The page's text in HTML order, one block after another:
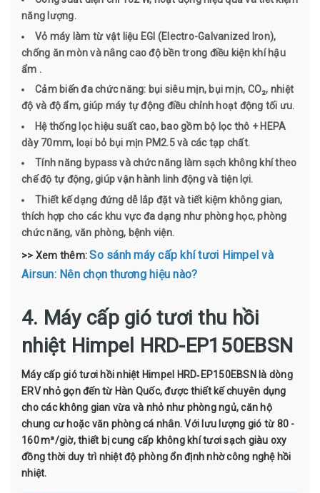
năng lượng.
Vỏ máy làm từ vật liệu EGI (Electro-Galvanized Iron),
chống ăn mòn và nâng cao độ bền trong điều kiện khí hậu
ẩm .
Cảm biến đa chức năng: bụi siêu mịn, bụi mịn, CO₂, nhiệt
độ và độ ẩm, giúp máy tự động điều chỉnh hoạt động tối ưu.
Hệ thống lọc hiệu suất cao, bao gồm bộ lọc thô + HEPA
dày 70mm, loại bỏ bụi mịn PM2.5 và các tạp chất.
Tính năng bypass và chức năng làm sạch không khí theo
chế độ tự động, giúp vận hành linh động và tiện lợi.
Thiết kế dạng đứng dễ lắp đặt và tiết kiệm không gian,
thích hợp cho các khu vực đa dạng như phòng học, phòng
chức năng, văn phòng, bệnh viện.
>> Xem thêm:So sánh máy cấp khí tươi Himpel và
Airsun: Nên chọn thương hiệu nào?
4. Máy cấp gió tươi thu hồi
nhiệt Himpel HRD-EP150EBSN
Máy cấp gió tươi hồi nhiệt Himpel HRD‑EP150EBSN là dòng
ERV nhỏ gọn đến từ Hàn Quốc, được thiết kế chuyên dụng
cho các không gian vừa và nhỏ như phòng ngủ, căn hộ
chung cư hoặc văn phòng cá nhân. Với lưu lượng gió từ 80 -
160 m³/giờ, thiết bị cung cấp không khí tươi sạch giàu oxy
đồng thời duy trì nhiệt độ phòng ổn định nhờ công nghệ hồi
nhiệt.